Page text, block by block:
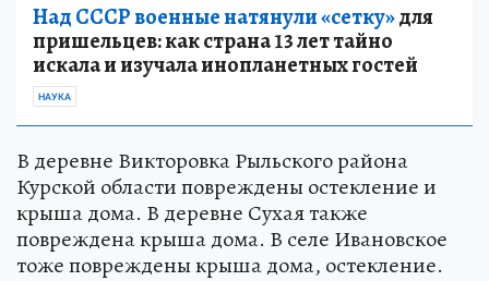
Над СССР военные натянули «сетку»для
пришельцев: как страна 13 лет тайно
искала и изучала инопланетных гостей
НАУКА
В деревне Викторовка Рыльского района
Курской области повреждены остекление и
крыша дома. В деревне Сухая также
повреждена крыша дома. В селе Ивановское
тоже повреждены крыша дома, остекление.